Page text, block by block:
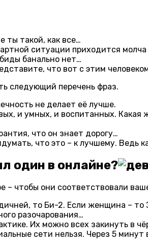
такой, как все…
ситуации приходится
банально нет…
что вот с этим
следующий перечень фраз.
не делает её лучше.
и умных, и воспитанных. Какая
что он знает дорогу…
что это – к лучшему. Ведь
один в онлайне?
– чтобы они соответствовали
то Би-2. Если женщина – то
разочарования…
Их можно всех закинуть в
сети нельзя. Через 5